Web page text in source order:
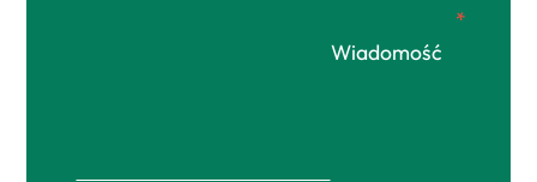
*
Wiadomość